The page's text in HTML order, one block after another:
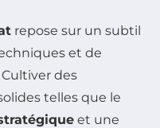
repose sur un subtil
et de
Cultiver des
telles que le
et une